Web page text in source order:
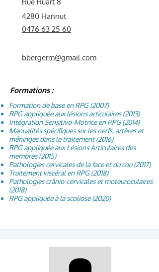
4280 Hannut
0476 63 25 60
bbergerm@gmail.com
Formations :
Formation de base en RPG (2007)
RPG appliquée aux lésions articulaires (2013)
Intégration Sensitivo-Motrice en RPG (2014)
Manualités spécifiques sur les nerfs, artères et
méninges dans le traitement (2016)
RPG appliquée aux Lésions Articulaires des
membres (2015)
Pathologies cervicales de la face et du cou (2017)
Traitement viscéral en RPG (2018)
Pathologies crânio-cervicales et moteuroculaires
(2018)
RPG appliquée à la scoliose (2020)